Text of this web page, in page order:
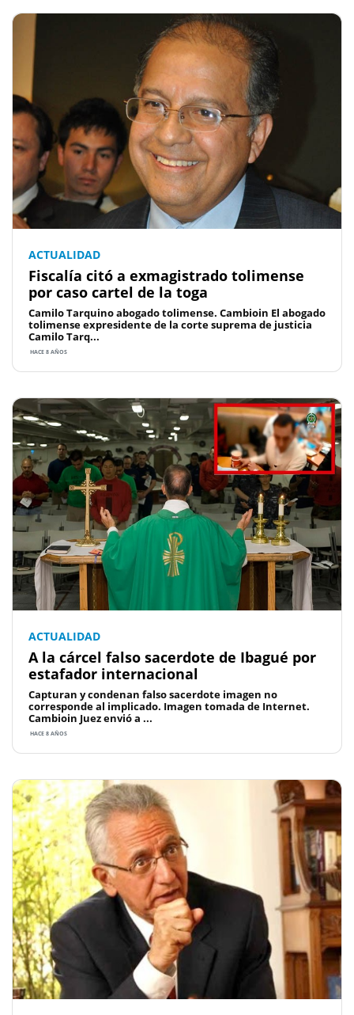
ACTUALIDAD
Fiscalía citó a exmagistrado tolimense
por caso cartel de la toga
Camilo Tarquino abogado tolimense. Cambioin El abogado
tolimense expresidente de la corte suprema de justicia
Camilo Tarq...
HACE 8 AÑOS
ACTUALIDAD
A la cárcel falso sacerdote de Ibagué por
estafador internacional
Capturan y condenan falso sacerdote imagen no
corresponde al implicado. Imagen tomada de Internet.
Cambioin Juez envió a ...
HACE 8 AÑOS